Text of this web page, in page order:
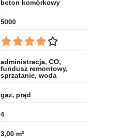
beton komórkowy
5000
administracja, CO,
fundusz remontowy,
sprzątanie, woda
gaz, prąd
4
3,00 m²